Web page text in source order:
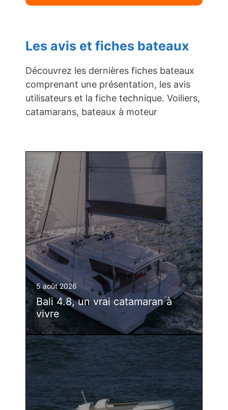
Les avis et fiches bateaux
Découvrez les dernières fiches bateaux
comprenant une présentation, les avis
utilisateurs et la fiche technique. Voiliers,
catamarans, bateaux à moteur
5 août 2026
Bali 4.8, un vrai catamaran à
vivre